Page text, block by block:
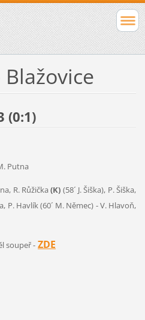
Blažovice
(0:1)
Putna
R. Růžička(K) (58´ J. Šiška), P. Šiška,
P. Havlík (60´ M. Němec) - V. Hlavoň,
soupeř - ZDE